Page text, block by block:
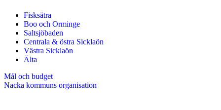
Fisksätra
Boo och Orminge
Saltsjöbaden
Centrala & östra Sicklaön
Västra Sicklaön
Älta
Mål och budget
Nacka kommuns organisation